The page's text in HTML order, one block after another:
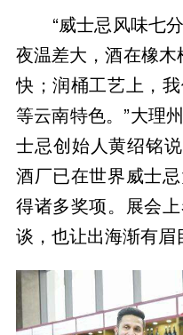
“威士忌风味七
夜温差大，酒在橡木
快；润桶工艺上，
等云南特色。”大理
士忌创始人黄绍铭
酒厂已在世界威士
得诸多奖项。展会
谈，也让出海渐有眉